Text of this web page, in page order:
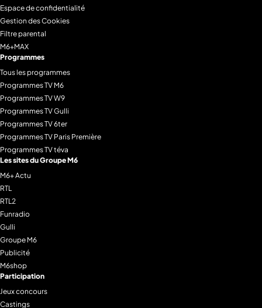
Espace de confidentialité
Gestion des Cookies
Filtre parental
M6+MAX
Programmes
Tous les programmes
Programmes TV M6
Programmes TV W9
Programmes TV Gulli
Programmes TV 6ter
Programmes TV Paris Première
Programmes TV téva
Les sites du Groupe M6
M6+ Actu
RTL
RTL2
Funradio
Gulli
Groupe M6
Publicité
M6shop
Participation
Jeux concours
Castings